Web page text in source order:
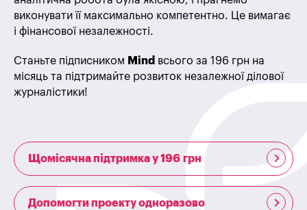
виконувати її максимально компетентно. Це вимагає
і фінансової незалежності.
Станьте підписником Mind всього за 196 грн на
місяць та підтримайте розвиток незалежної ділової
журналістики!
Щомісячна підтримка у 196 грн
Допомогти проекту одноразово